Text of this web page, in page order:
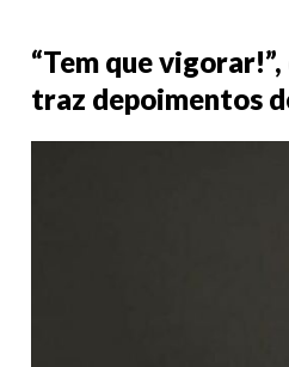
“Tem que
traz depoimentos